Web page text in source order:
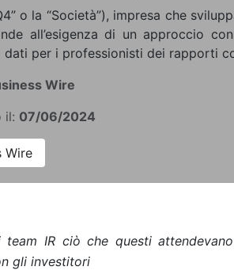
o la “Società”), impresa che
all’esigenza di un approccio
dati per i professionisti dei rapporti
Wire
il: 07/06/2024
Wire
team IR ciò che questi
gli investitori